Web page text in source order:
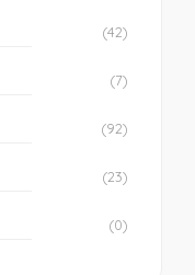
(42)
(7)
(92)
(23)
(0)